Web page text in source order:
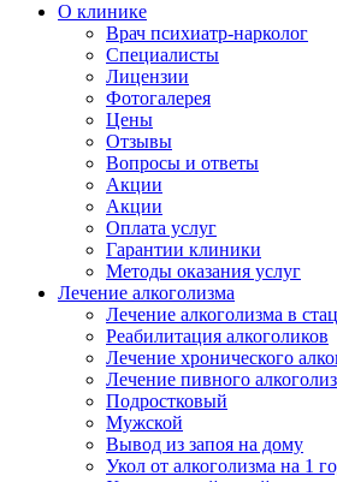
О клинике
Врач психиатр-нарколог
Специалисты
Лицензии
Фотогалерея
Цены
Отзывы
Вопросы и ответы
Акции
Акции
Оплата услуг
Гарантии клиники
Методы оказания услуг
Лечение алкоголизма
Лечение алкоголизма в
Реабилитация алкоголиков
Лечение хронического
Лечение пивного
Подростковый
Мужской
Вывод из запоя на дому
Укол от алкоголизма на 1